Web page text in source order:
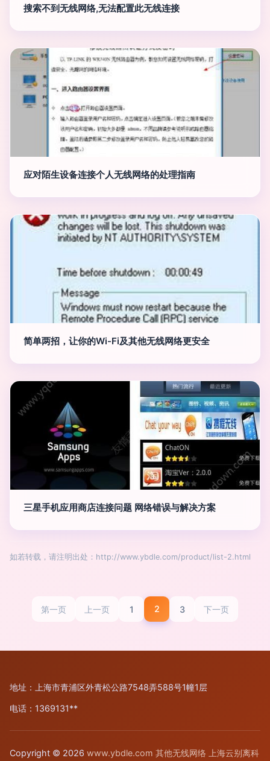
搜索不到无线网络,无法配置此无线连接
应对陌生设备连接个人无线网络的处理指南
简单两招，让你的Wi-Fi及其他无线网络更安全
三星手机应用商店连接问题 网络错误与解决方案
如若转载，请注明出处：http://www.ybdle.com/product/list-2.html
第一页 上一页 1 2 3 下一页
地址：上海市青浦区外青松公路7548弄588号1幢1层
电话：1369131**
Copyright © 2026 www.ybdle.com 其他无线网络 上海云别离科